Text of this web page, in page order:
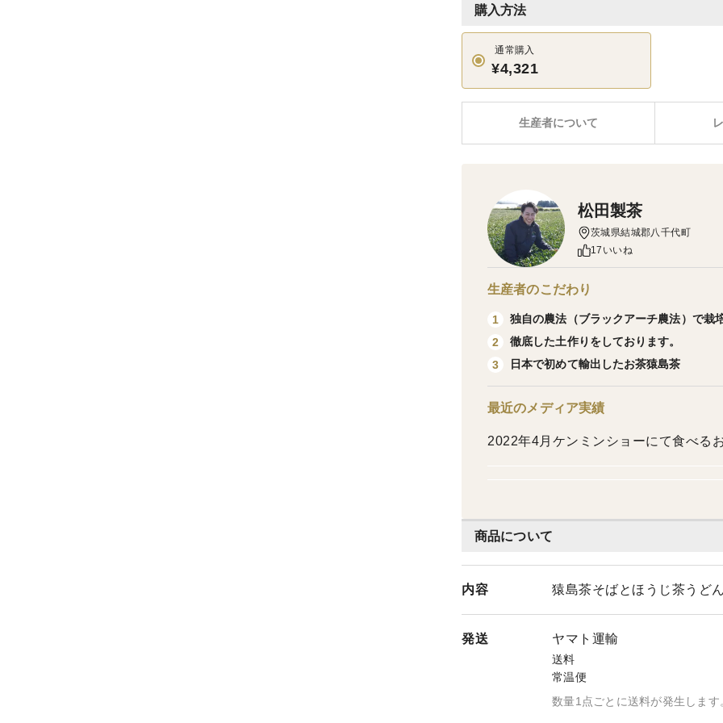
購入方法
通常購入
¥4,321
生産者について
商品について
内容 猿島茶そばとほうじ茶うど
発送 ヤマト運輸
送料
常温便
数量1点ごとに送料が発生します
松田製茶
茨城県結城郡八千代町
17いいね
生産者のこだわり
1
独自の農法（ブラックアーチ農法）で栽
2
徹底した土作りをしております。
3
日本で初めて輸出したお茶猿島茶
最近のメディア実績
2022年4月ケンミンショーにて食べる